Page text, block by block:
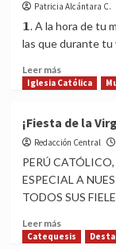
santo?
sigue
estas
para
lograrlo
Patricia Alcántara C.
𝟭. A la hora de tu
las que durante tu
Leer másRead
more
¿Por
qué
ir
Misa?
Iglesia Católica
¡Fiesta de la
Redacción Central
PERÚ
ESPECIAL A
TODOS SUS
Leer másRead
more
Catequesis